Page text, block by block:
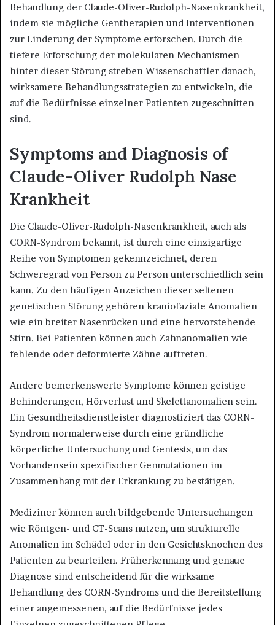
Behandlung der Claude-Oliver-Rudolph-Nasenkrankheit,
indem sie mögliche Gentherapien und Interventionen
zur Linderung der Symptome erforschen. Durch die
tiefere Erforschung der molekularen Mechanismen
hinter dieser Störung streben Wissenschaftler danach,
wirksamere Behandlungsstrategien zu entwickeln, die
auf die Bedürfnisse einzelner Patienten zugeschnitten
sind.
Symptoms and Diagnosis of
Claude-Oliver Rudolph Nase
Krankheit
Die Claude-Oliver-Rudolph-Nasenkrankheit, auch als
CORN-Syndrom bekannt, ist durch eine einzigartige
Reihe von Symptomen gekennzeichnet, deren
Schweregrad von Person zu Person unterschiedlich sein
kann. Zu den häufigen Anzeichen dieser seltenen
genetischen Störung gehören kraniofaziale Anomalien
wie ein breiter Nasenrücken und eine hervorstehende
Stirn. Bei Patienten können auch Zahnanomalien wie
fehlende oder deformierte Zähne auftreten.
Andere bemerkenswerte Symptome können geistige
Behinderungen, Hörverlust und Skelettanomalien sein.
Ein Gesundheitsdienstleister diagnostiziert das CORN-
Syndrom normalerweise durch eine gründliche
körperliche Untersuchung und Gentests, um das
Vorhandensein spezifischer Genmutationen im
Zusammenhang mit der Erkrankung zu bestätigen.
Mediziner können auch bildgebende Untersuchungen
wie Röntgen- und CT-Scans nutzen, um strukturelle
Anomalien im Schädel oder in den Gesichtsknochen des
Patienten zu beurteilen. Früherkennung und genaue
Diagnose sind entscheidend für die wirksame
Behandlung des CORN-Syndroms und die Bereitstellung
einer angemessenen, auf die Bedürfnisse jedes